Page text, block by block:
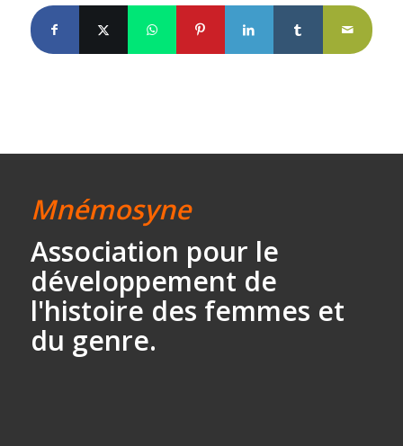
Mnémosyne
Association pour le
développement de
l'histoire des femmes et
du genre.